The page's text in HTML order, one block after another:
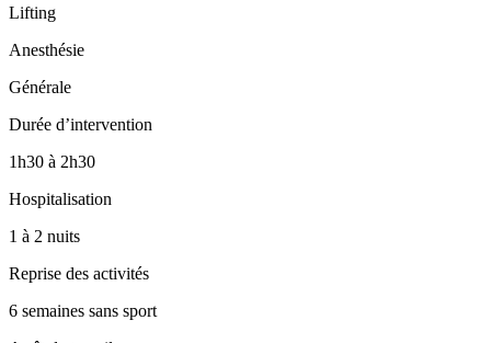
Lifting
Anesthésie
Générale
Durée d’intervention
1h30 à 2h30
Hospitalisation
1 à 2 nuits
Reprise des activités
6 semaines sans sport